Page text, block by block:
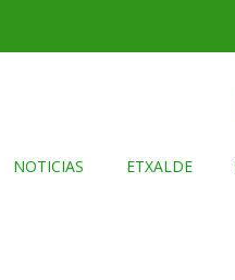
NOTICIAS ETXALDE